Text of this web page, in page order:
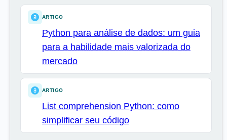
ARTIGO
Python para análise de dados: um guia
para a habilidade mais valorizada do
mercado
ARTIGO
List comprehension Python: como
simplificar seu código